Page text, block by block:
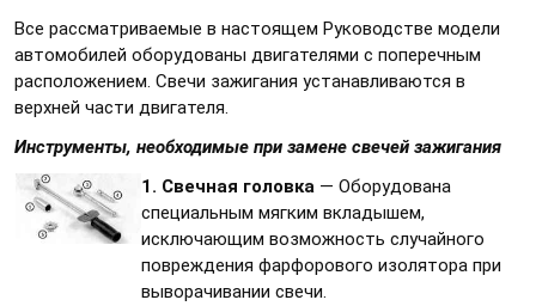
Все рассматриваемые в настоящем Руководстве модели
автомобилей оборудованы двигателями с поперечным
расположением. Свечи зажигания устанавливаются в
верхней части двигателя.
Инструменты, необходимые при замене свечей зажигания
1. Свечная головка — Оборудована
специальным мягким вкладышем,
исключающим возможность случайного
повреждения фарфорового изолятора при
выворачивании свечи.